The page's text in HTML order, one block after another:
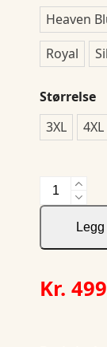
Heaven
Royal
Størrelse
3XL
4XL
Virtue
Polo
M
Kr. 499